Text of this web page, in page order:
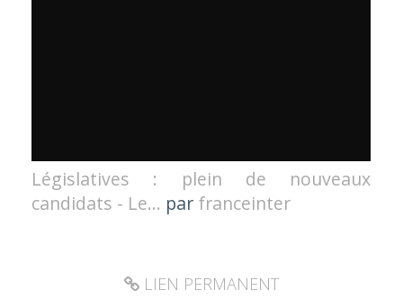
Législatives : plein de nouveaux
candidats - Le... par franceinter
LIEN PERMANENT